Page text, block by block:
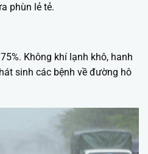
phùn lẻ tẻ.
Không khí lạnh khô, hanh
sinh các bệnh về đường hô